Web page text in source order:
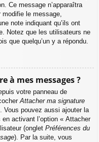
Ce message n’apparaîtra
le message,
note indiquant qu’ils ont
Notez que les utilisateurs ne
que quelqu’un y a répondu.
à mes messages ?
votre panneau de
Attacher ma signature
Vous pouvez aussi ajouter la
activant l’option « Attacher
(onglet Préférences du
). Par la suite, vous